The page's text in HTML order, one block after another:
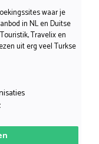
waar je
in NL en Duitse
Travelix en
uit erg veel Turkse